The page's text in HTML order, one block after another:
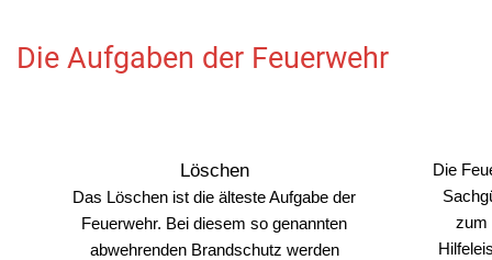
Die Aufgaben der Feuerwehr
Löschen
Das Löschen ist die älteste Aufgabe der
Feuerwehr. Bei diesem so genannten
abwehrenden Brandschutz werden
Die
zum